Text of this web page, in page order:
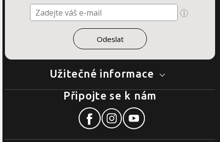
Užitečné informace
Připojte se k nám